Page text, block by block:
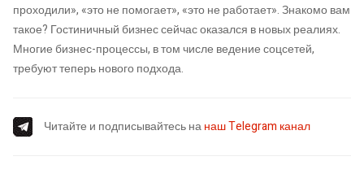
проходили», «это не помогает», «это не работает». Знакомо вам
такое? Гостиничный бизнес сейчас оказался в новых реалиях.
Многие бизнес-процессы, в том числе ведение соцсетей,
требуют теперь нового подхода.
Читайте и подписывайтесь нанаш Telegram канал